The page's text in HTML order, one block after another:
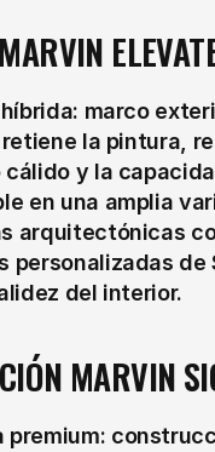
marco
la pintura,
cálido y la
en una amplia
arquitectónicas
personalizadas
del interior.
MARVIN
premium: